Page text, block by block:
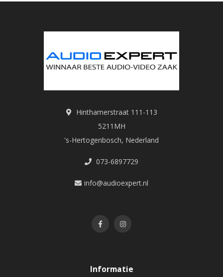
Hinthamerstraat 111-113
5211MH
's-Hertogenbosch, Nederland
073-6897729
info@audioexpert.nl
Informatie